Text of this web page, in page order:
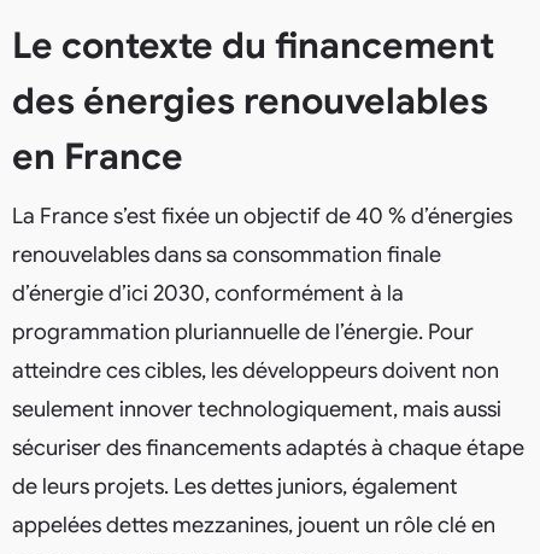
Le contexte du financement
des énergies renouvelables
en France
La France s’est fixée un objectif de 40 % d’énergies
renouvelables dans sa consommation finale
d’énergie d’ici 2030, conformément à la
programmation pluriannuelle de l’énergie. Pour
atteindre ces cibles, les développeurs doivent non
seulement innover technologiquement, mais aussi
sécuriser des financements adaptés à chaque étape
de leurs projets. Les dettes juniors, également
appelées dettes mezzanines, jouent un rôle clé en